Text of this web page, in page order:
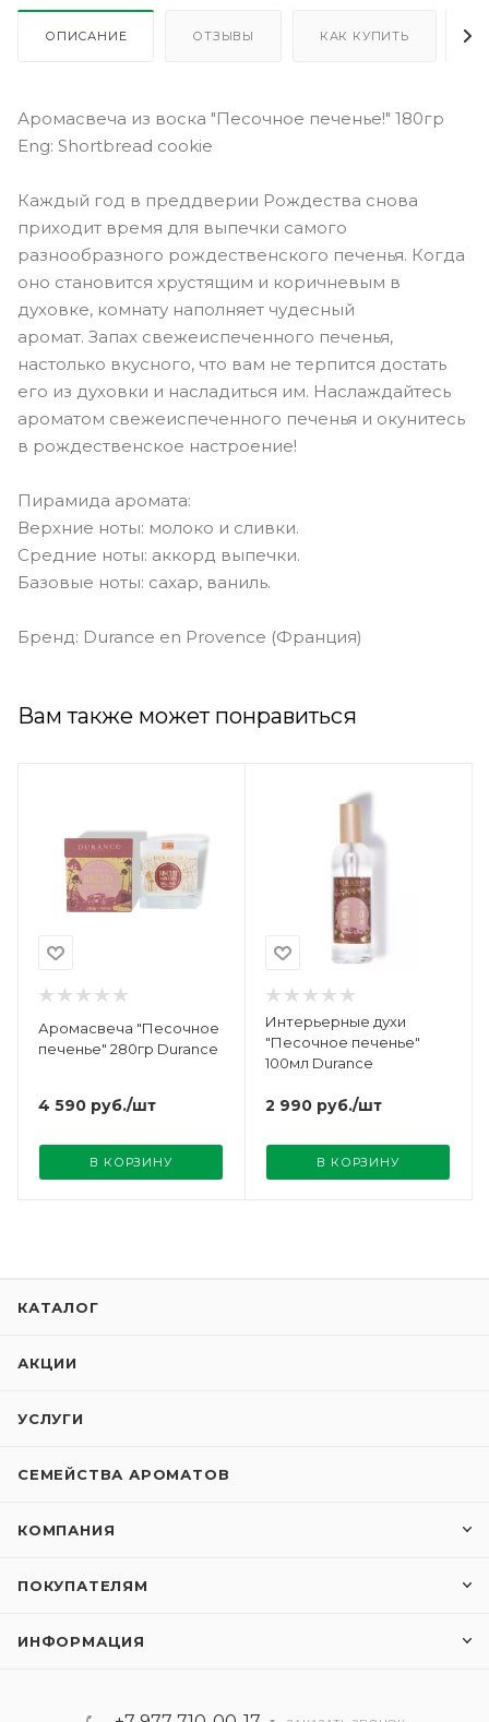
ОПИСАНИЕ ОТЗЫВЫ КАК КУПИТЬ
Аромасвеча из воска "Песочное печенье!" 180гр
Eng: Shortbread cookie
Каждый год в преддверии Рождества снова
приходит время для выпечки самого
разнообразного рождественского печенья. Когда
оно становится хрустящим и коричневым в
духовке, комнату наполняет чудесный
аромат. Запах свежеиспеченного печенья,
настолько вкусного, что вам не терпится достать
его из духовки и насладиться им. Наслаждайтесь
ароматом свежеиспеченного печенья и окунитесь
в рождественское настроение!
Пирамида аромата:
Верхние ноты: молоко и сливки.
Средние ноты: аккорд выпечки.
Базовые ноты: сахар, ваниль.
Бренд: Durance en Provence (Франция)
Вам также может понравиться
Аромасвеча "Песочное
печенье" 280гр Durance
4 590 руб./шт
В КОРЗИНУ
Интерьерные духи
"Песочное печенье"
100мл Durance
2 990 руб./шт
В КОРЗИНУ
КАТАЛОГ
АКЦИИ
УСЛУГИ
СЕМЕЙСТВА АРОМАТОВ
КОМПАНИЯ
ПОКУПАТЕЛЯМ
ИНФОРМАЦИЯ